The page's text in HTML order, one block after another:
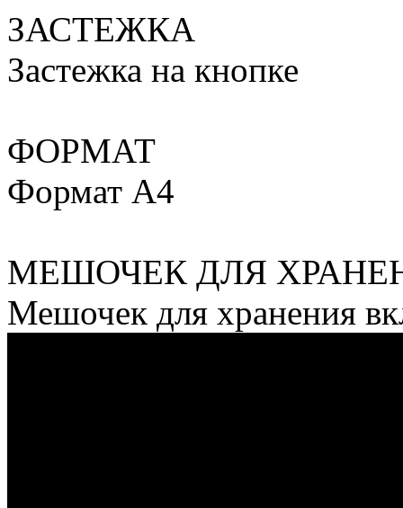
ЗАСТЕЖКА
Застежка на кнопке
ФОРМАТ
Формат А4
МЕШОЧЕК ДЛЯ
Мешочек для хранения